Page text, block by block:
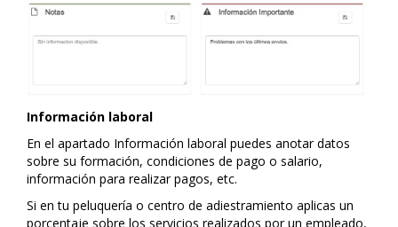
Información laboral
En el apartado Información laboral puedes anotar datos
sobre su formación, condiciones de pago o salario,
información para realizar pagos, etc.
Si en tu peluquería o centro de adiestramiento aplicas un
porcentaje sobre los servicios realizados por un empleado,